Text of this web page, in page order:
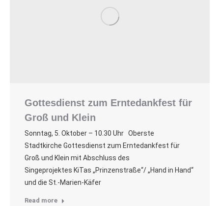
Gottesdienst zum Erntedankfest für
Groß und Klein
Sonntag, 5. Oktober – 10.30 Uhr Oberste
Stadtkirche Gottesdienst zum Erntedankfest für
Groß und Klein mit Abschluss des
Singeprojektes KiTas „Prinzenstraße“/ „Hand in Hand“
und die St.-Marien-Käfer
Read more